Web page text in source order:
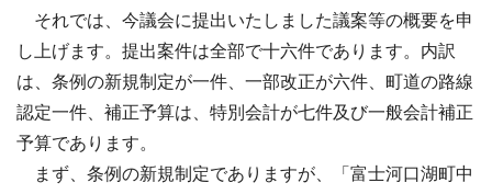
それでは、今議会に提出いたしました議案等の概要を申
し上げます。提出案件は全部で十六件であります。内訳
は、条例の新規制定が一件、一部改正が六件、町道の路線
認定一件、補正予算は、特別会計が七件及び一般会計補正
予算であります。
まず、条例の新規制定でありますが、「富士河口湖町中